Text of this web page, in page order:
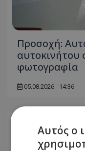
Προσοχή:
αυτοκινήτου
φωτογραφία
05.08.2026 - 14:36
Αυτός ο